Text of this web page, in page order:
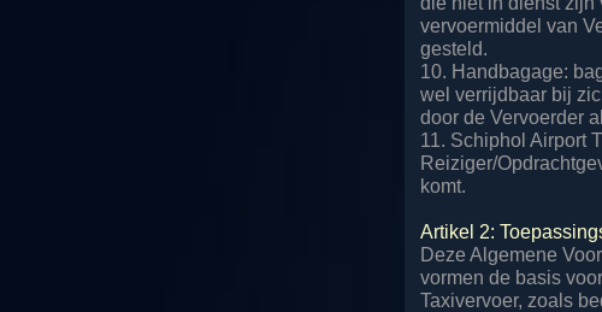
vervoermiddel van
gesteld.
10. Handbagage:
wel verrijdbaar bij
door de Vervoerder
11. Schiphol Airport
Reiziger/
komt.
Artikel 2:
Deze Algemene
vormen de basis
Taxivervoer, zoals